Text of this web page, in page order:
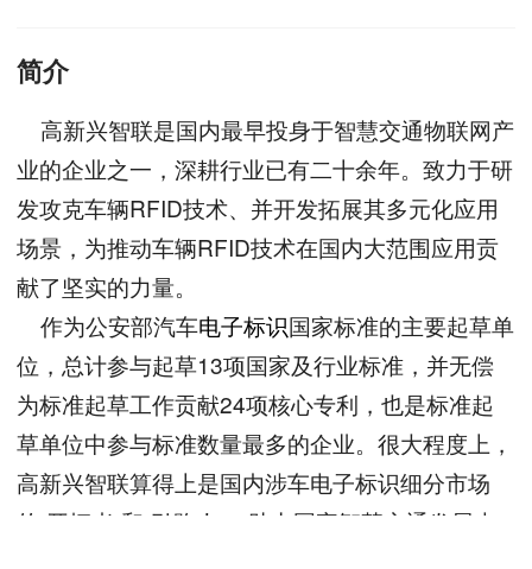
简介
高新兴智联是国内最早投身于智慧交通物联网产
业的企业之一，深耕行业已有二十余年。致力于研
发攻克车辆RFID技术、并开发拓展其多元化应用
场景，为推动车辆RFID技术在国内大范围应用贡
献了坚实的力量。
作为公安部汽车电子标识国家标准的主要起草单
位，总计参与起草13项国家及行业标准，并无偿
为标准起草工作贡献24项核心专利，也是标准起
草单位中参与标准数量最多的企业。很大程度上，
高新兴智联算得上是国内涉车电子标识细分市场
的“开拓者”和“引路人”，助力国家智慧交通发展走